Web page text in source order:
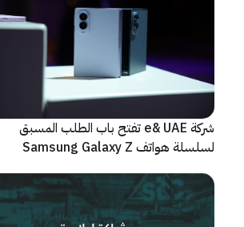
شركة e& UAE تفتح باب الطلب المسبق
لسلسلة هواتف Samsung Galaxy Z